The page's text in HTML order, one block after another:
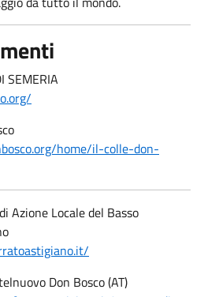
SEMERIA
home/il-colle-don-
Azione Locale del Basso
Don Bosco (AT)